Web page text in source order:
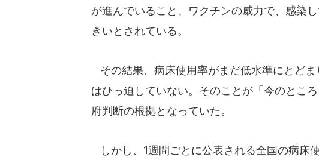
が進んでいること、ワクチンの威力で、感染
きいとされている。
その結果、病床使用率がまだ低水準にとど
はひっ迫していない。そのことが「今のとこ
府判断の根拠となっていた。
しかし、1週間ごとに公表される全国の病床